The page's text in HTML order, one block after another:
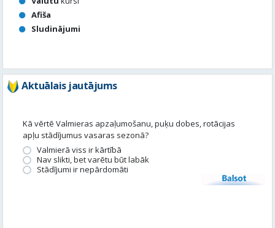
Afiša
Sludinājumi
Aktuālais jautājums
Kā vērtē Valmieras apzaļumošanu, puķu dobes, rotācijas
apļu stādījumus vasaras sezonā?
Valmierā viss ir kārtībā
Nav slikti, bet varētu būt labāk
Stādījumi ir nepārdomāti
Balsot